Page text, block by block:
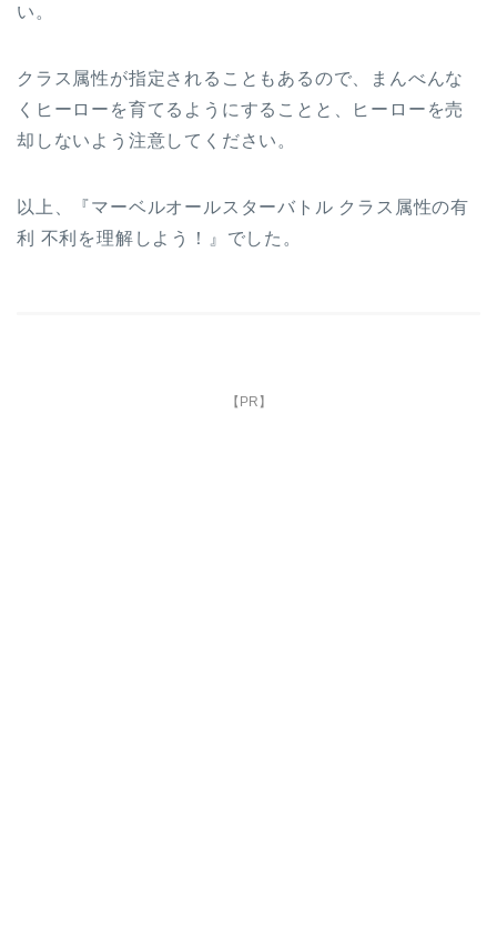
い。
クラス属性が指定されることもあるので、まんべんな
くヒーローを育てるようにすることと、ヒーローを売
却しないよう注意してください。
以上、『マーベルオールスターバトル クラス属性の有
利 不利を理解しよう！』でした。
【PR】